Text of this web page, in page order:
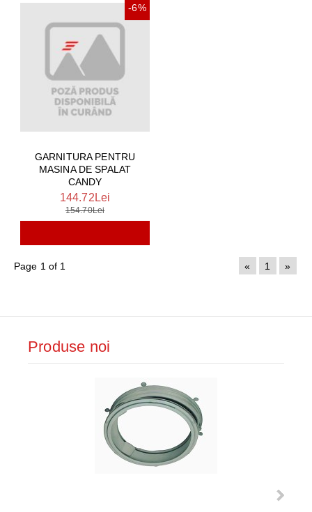
-6%
GARNITURA PENTRU
MASINA DE SPALAT
CANDY
144.72Lei
154.70Lei
Page 1 of 1 « 1 »
Produse noi